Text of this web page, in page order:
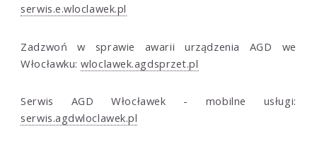
serwis.e.wloclawek.pl
Zadzwoń w sprawie awarii urządzenia AGD we
Włocławku:wloclawek.agdsprzet.pl
Serwis AGD Włocławek - mobilne usługi:
serwis.agdwloclawek.pl